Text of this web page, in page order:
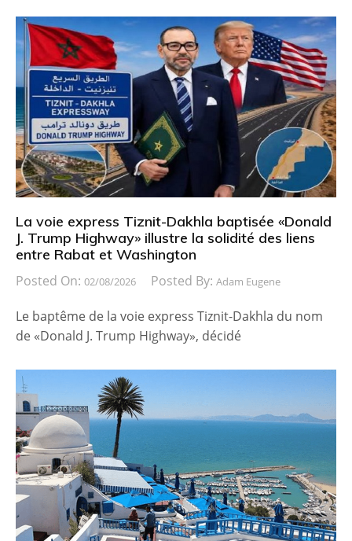
La voie express Tiznit-Dakhla baptisée «Donald
J. Trump Highway» illustre la solidité des liens
entre Rabat et Washington
Posted On: 02/08/2026 Posted By: Adam Eugene
Le baptême de la voie express Tiznit-Dakhla du nom
de «Donald J. Trump Highway», décidé